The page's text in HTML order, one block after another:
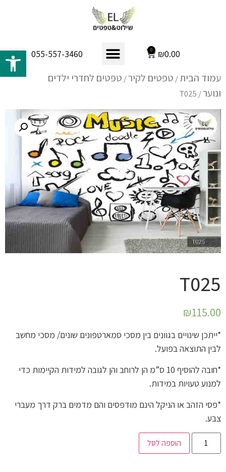
₪0.00
0
055-557-3460
עמוד הבית/ טפטים לקיר/ טפטים לחדרי ילדים
ונוער/ T025
T025
₪115.00
*ייתכן שינויים בגוונים בין מסכי סמארטפונים שונים/ מסכי מחשב
לבין התוצאה בפועל.
*חובה להוסיף 10 ס”מ הן לרוחב והן לגובה למידות הקיימות כדי
למנוע טעויות במידות.
*פסי הזהב או הניקל הינם מודפסים והם מדמים ברק דרך מעברי
צבע.
הוספה לסל